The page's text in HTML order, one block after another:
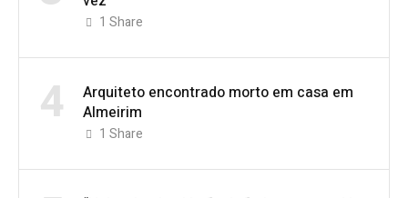
1 Share
4
Arquiteto encontrado morto em casa em
Almeirim
1 Share